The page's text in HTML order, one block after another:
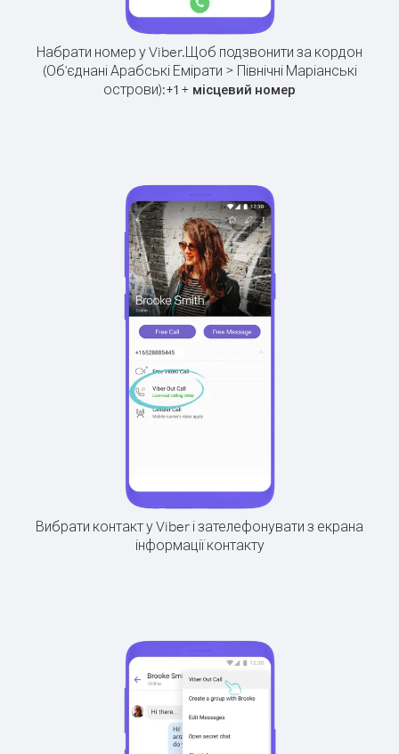
Набрати номер у Viber.Щоб подзвонити за кордон
(Об'єднані Арабські Емірати > Північні Маріанські
острови):+1 + місцевий номер
Вибрати контакт у Viber і зателефонувати з екрана
інформації контакту